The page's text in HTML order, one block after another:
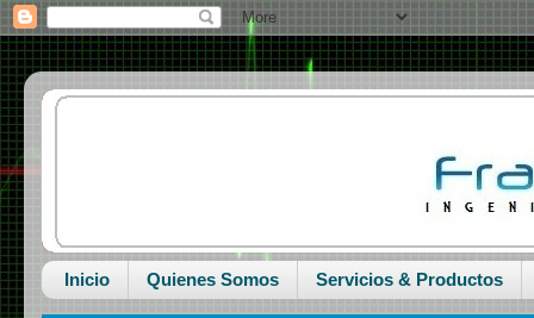
Inicio Quienes Somos Servicios & Productos